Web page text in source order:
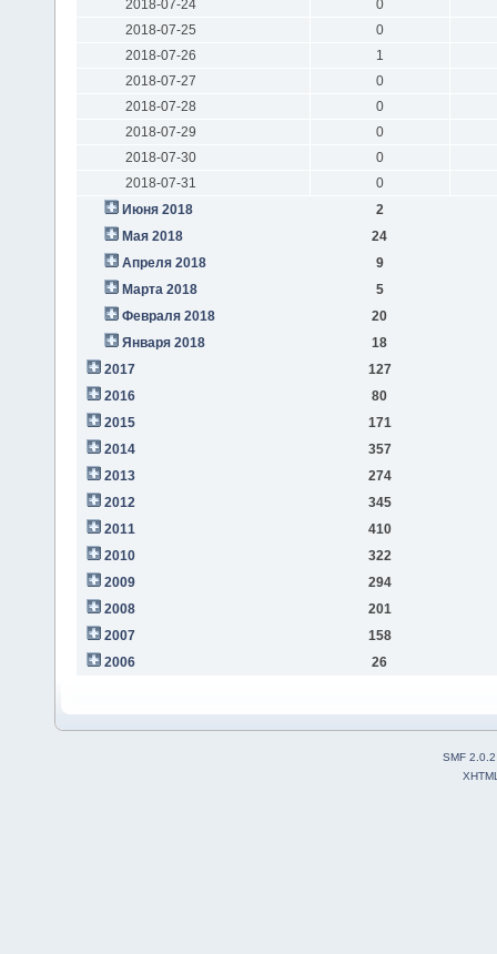
2018-07-24
0
2018-07-25
0
2018-07-26
1
2018-07-27
0
2018-07-28
0
2018-07-29
0
2018-07-30
0
2018-07-31
0
Июня 2018
2
Мая 2018
24
Апреля 2018
9
Марта 2018
5
Февраля 2018
20
Января 2018
18
2017
127
2016
80
2015
171
2014
357
2013
274
2012
345
2011
410
2010
322
2009
294
2008
201
2007
158
2006
26
SMF 2.0.2